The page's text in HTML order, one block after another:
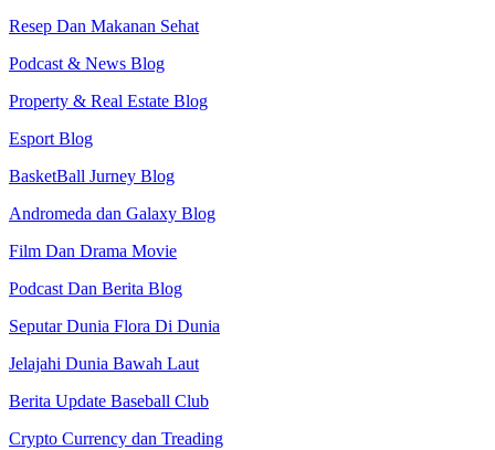
Resep Dan Makanan Sehat
Podcast & News Blog
Property & Real Estate Blog
Esport Blog
BasketBall Jurney Blog
Andromeda dan Galaxy Blog
Film Dan Drama Movie
Podcast Dan Berita Blog
Seputar Dunia Flora Di Dunia
Jelajahi Dunia Bawah Laut
Berita Update Baseball Club
Crypto Currency dan Treading